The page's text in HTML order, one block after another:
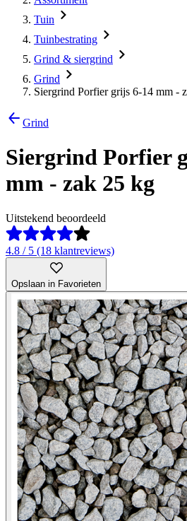
Tuin
Tuinbestrating
Grind & siergrind
Grind
Siergrind Porfier grijs 6-14 mm -
Grind
Siergrind Porfier
mm - zak 25 kg
Uitstekend beoordeeld
4.8 / 5 (18 klantreviews)
Opslaan in Favorieten